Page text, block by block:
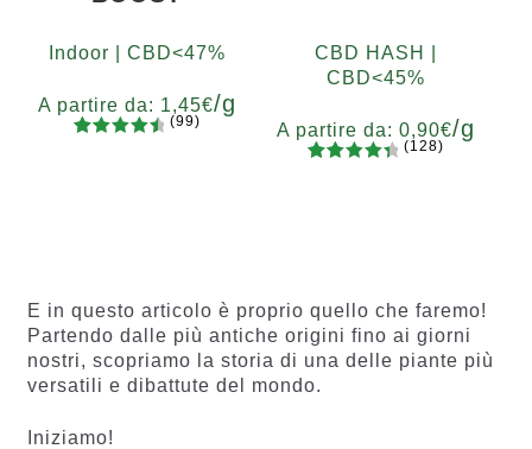
Indoor | CBD<47%
A partire da: 1,45€/g
(99)
CBD HASH |
CBD<45%
A partire da:0,90€/g
ni
(128)
E in questo articolo è proprio quello che faremo!
Partendo dalle più antiche origini fino ai giorni
nostri, scopriamo la storia di una delle piante più
versatili e dibattute del mondo.
Iniziamo!